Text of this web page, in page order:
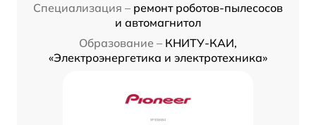
Специализация – ремонт роботов-пылесосов
и автомагнитол
Образование – КНИТУ-КАИ,
«Электроэнергетика и электротехника»